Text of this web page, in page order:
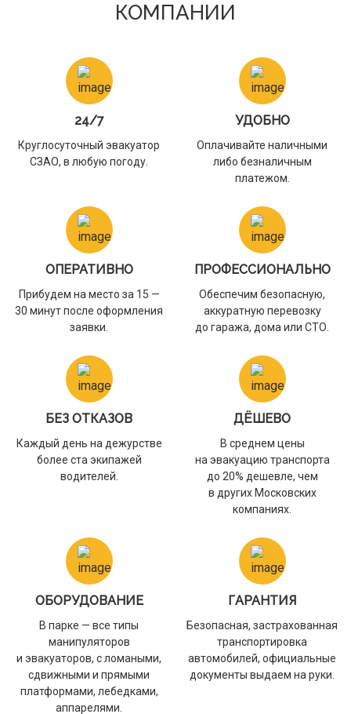
КОМПАНИИ
24/7
Круглосуточный эвакуатор
СЗАО, в любую погоду.
УДОБНО
Оплачивайте наличными
либо безналичным
платежом.
ОПЕРАТИВНО
Прибудем на место за 15 —
30 минут после оформления
заявки.
ПРОФЕССИОНАЛЬНО
Обеспечим безопасную,
аккуратную перевозку
до гаража, дома или СТО.
БЕЗ ОТКАЗОВ
Каждый день на дежурстве
более ста экипажей
водителей.
ДЁШЕВО
В среднем цены
на эвакуацию транспорта
до 20% дешевле, чем
в других Московских
компаниях.
ОБОРУДОВАНИЕ
В парке — все типы
манипуляторов
и эвакуаторов, с ломаными,
сдвижными и прямыми
платформами, лебедками,
аппарелями.
ГАРАНТИЯ
Безопасная, застрахованная
транспортировка
автомобилей, официальные
документы выдаем на руки.